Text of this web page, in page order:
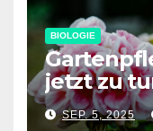
BIOLOGIE
jetzt zu
nicht
SEP. 5, 2025